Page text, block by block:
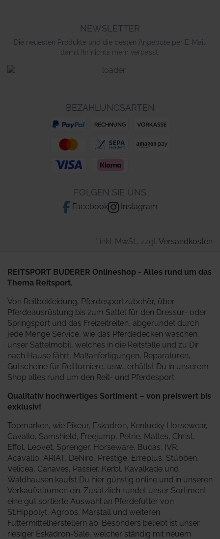
NEWSLETTER
Die neuesten Produkte und die besten Angebote per E-Mail,
damit Ihr nichts mehr verpasst.
BEZAHLUNGSARTEN
FOLGEN SIE UNS
Facebook Instagram
* inkl. MwSt., zzgl. Versandkosten
REITSPORT BUDERER Onlineshop - Alles rund um das
Thema Reitsport.
Von Reitbekleidung, Pferdesportzubehör, über
Pferdeausrüstung bis zum Sattel für den Dressur- oder
Springsport und das Freizeitreiten, abgerundet durch
jede Menge Service, wie das Pferdedecken waschen,
unser Sattelmobil, welches in die Reitställe und zu Dir
nach Hause fährt, Maßanfertigungen, Reparaturen,
Gutscheine für Reitturniere, usw., erhältst Du in unserem
Shop alles rund um den Reit- und Pferdesport.
Qualitativ hochwertiges Sortiment – von preiswert bis
exklusiv!
Topmarken, wie Pikeur, Eskadron, Kentucky Horsewear,
Cavallo, Samshield, Freejump, Petrie, Mattes, Christ,
Effol, Leovet, Sprenger, Horseware, Bucas, IVR,
Acavallo, ARIAT, DeNiro, Prestige, Erreplus, Stübben,
Velicea, Canaves, Passier, Kerbl, Kavalkade und
Waldhausen kaufst Du hier günstig online und in unseren
Verkaufsräumen ein. Zusätzlich rundet unser Sortiment
eine gut sortierte Auswahl an Pferdefutter von
St.Hippolyt, Agrobs, Marstall und weiteren
Futtermittelherstellern ab. Besonders beliebt ist unser
riesiger Eskadron-Sale, welcher ständig mit neuem